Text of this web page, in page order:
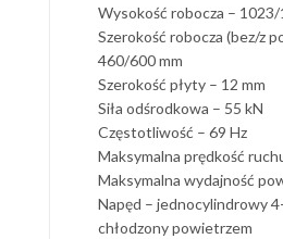
Wysokość robocza – 1023/
Szerokość robocza (bez/z
460/600 mm
Szerokość płyty – 12 mm
Siła odśrodkowa – 55 kN
Częstotliwość – 69 Hz
Maksymalna prędkość
Maksymalna wydajność
Napęd – jednocylindrowy
chłodzony powietrzem